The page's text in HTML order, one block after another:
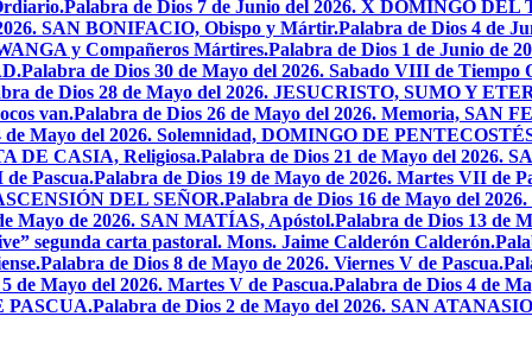
Palabra de Dios 7 de Junio del 2026. X DOMINGO
SAN BONIFACIO, Obispo y Mártir.Palabra de Dios 4 de
y Compañeros Mártires.Palabra de Dios 1 de Junio de
Palabra de Dios 30 de Mayo del 2026. Sabado VIII de Tiempo
de Dios 28 de Mayo del 2026. JESUCRISTO, SUMO Y
van.Palabra de Dios 26 de Mayo del 2026. Memoria, SAN
de Mayo del 2026. Solemnidad, DOMINGO DE
DE CASIA, Religiosa.Palabra de Dios 21 de Mayo del 2026.
Pascua.Palabra de Dios 19 de Mayo de 2026. Martes VII de
DEL SEÑOR.Palabra de Dios 16 de Mayo del
Mayo de 2026. SAN MATÍAS, Apóstol.Palabra de Dios 13 de
segunda carta pastoral. Mons. Jaime Calderón Calderón.
Palabra de Dios 8 de Mayo de 2026. Viernes V de Pascua.
de Mayo del 2026. Martes V de Pascua.Palabra de Dios 4 de
PASCUA.Palabra de Dios 2 de Mayo del 2026. SAN